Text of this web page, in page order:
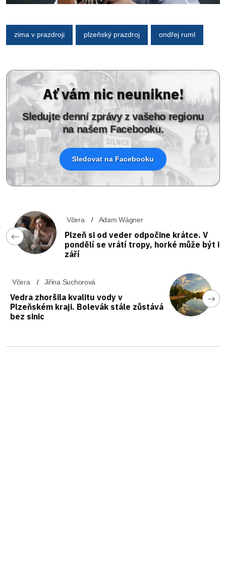
zima v prazdroji plzeňský prazdroj ondřej ruml
Ať vám nic neunikne!
Sledujte denní zprávy z vašeho regionu
na našem Facebooku.
Sledovat na Facebooku
Včera Adam Wágner
Plzeň si od veder odpočine krátce. V
pondělí se vrátí tropy, horké může být i
září
Včera Jiřina Suchorová
Vedra zhoršila kvalitu vody v
Plzeňském kraji. Bolevák stále zůstává
bez sinic